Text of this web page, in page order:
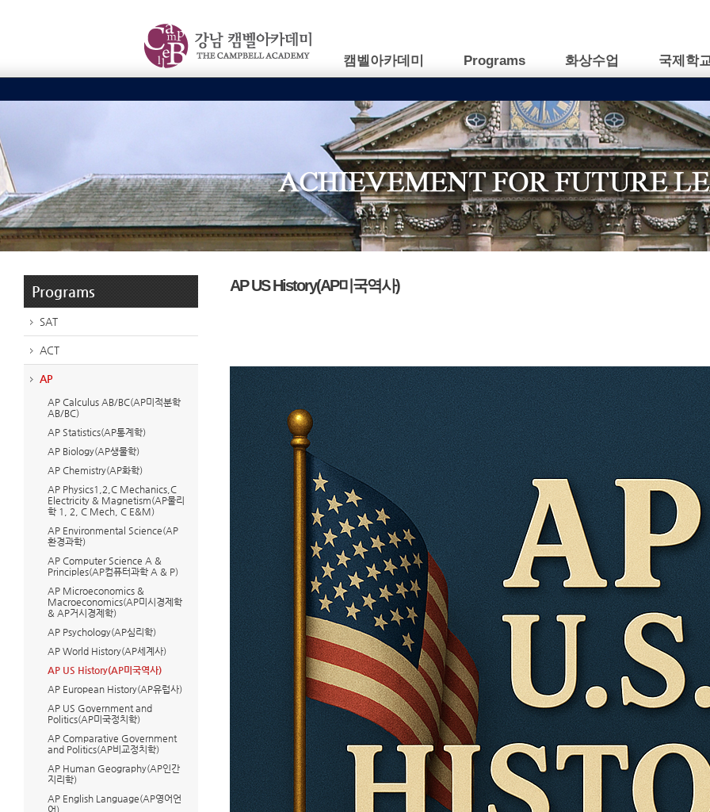
캠벨아카데미 Programs 화상수업 국제학
Programs
SAT
ACT
AP
AP Calculus AB/BC(AP미적분학
AB/BC)
AP Statistics(AP통계학)
AP Biology(AP생물학)
AP Chemistry(AP화학)
AP Physics1,2,C Mechanics,C
Electricity & Magnetism(AP물리
학 1, 2, C Mech, C E&M)
AP Environmental Science(AP
환경과학)
AP Computer Science A &
Principles(AP컴퓨터과학 A & P)
AP Microeconomics &
Macroeconomics(AP미시경제학
& AP거시경제학)
AP Psychology(AP심리학)
AP World History(AP세계사)
AP US History(AP미국역사)
AP European History(AP유럽사)
AP US Government and
Politics(AP미국정치학)
AP Comparative Government
and Politics(AP비교정치학)
AP Human Geography(AP인간
지리학)
AP English Language(AP영어언
어)
AP US History(AP미국역사)